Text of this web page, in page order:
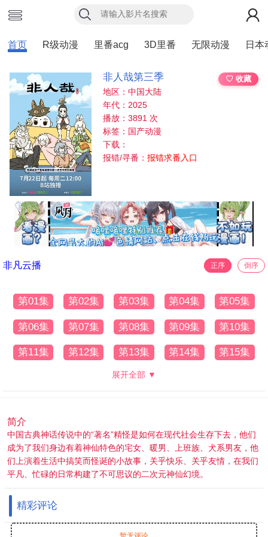
首页 R级动漫 里番acg 3D里番 无限动漫 日本
非人哉第三季
♡ 收藏
地区：中国大陆
年代：2025
播放：3891 次
标签：国产动漫
下载：
报错/寻番：报错求番入口
非凡云播 正序 倒序
第01集 第02集 第03集 第04集 第05集
第06集 第07集 第08集 第09集 第10集
第11集 第12集 第13集 第14集 第15集
展开全部 ▼
简介
中国古典神话传说中的“著名”精怪是如何在现代社会生存下去，他们
成为了我们身边有着神仙特色的宅女、暖男、上班族、犬系男友，他
们上演着生活中搞笑而怪诞的小故事，关乎快乐、关乎友情，在我们
平凡、忙碌的日常构建了不可思议的二次元神仙幻境。
精彩评论